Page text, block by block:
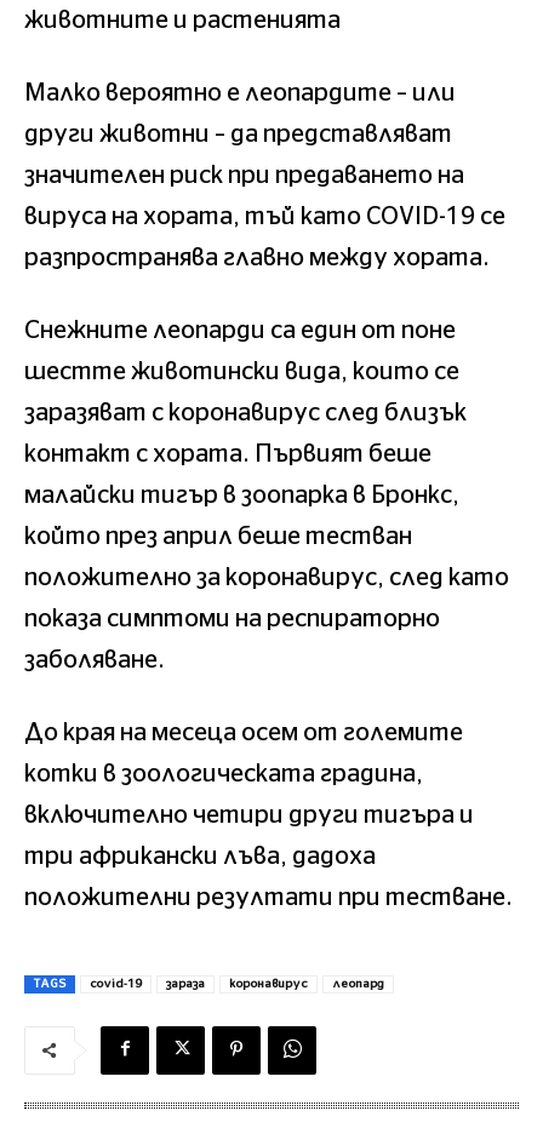
животните и растенията
Малко вероятно е леопардите – или
други животни – да представляват
значителен риск при предаването на
вируса на хората, тъй като COVID-19 се
разпространява главно между хората.
Снежните леопарди са един от поне
шестте животински вида, които се
заразяват с коронавирус след близък
контакт с хората. Първият беше
малайски тигър в зоопарка в Бронкс,
който през април беше тестван
положително за коронавирус, след като
показа симптоми на респираторно
заболяване.
До края на месеца осем от големите
котки в зоологическата градина,
включително четири други тигъра и
три африкански лъва, дадоха
положителни резултати при тестване.
TAGS covid-19 зараза коронавирус леопард